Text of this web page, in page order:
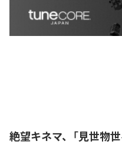
絶望キネマ、「見世物